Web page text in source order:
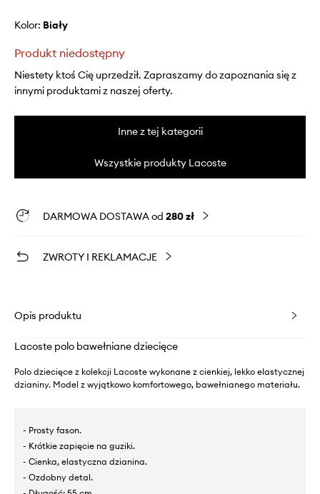
Kolor: biały
Produkt niedostępny
Niestety ktoś Cię uprzedził. Zapraszamy do zapoznania się z
innymi produktami z naszej oferty.
Inne z tej kategorii
Wszystkie produkty Lacoste
DARMOWA DOSTAWA od 280 zł
ZWROTY I REKLAMACJE
Opis produktu
Lacoste polo bawełniane dziecięce
Polo dziecięce z kolekcji Lacoste wykonane z cienkiej, lekko elastycznej
dzianiny. Model z wyjątkowo komfortowego, bawełnianego materiału.
- Prosty fason.
- Krótkie zapięcie na guziki.
- Cienka, elastyczna dzianina.
- Ozdobny detal.